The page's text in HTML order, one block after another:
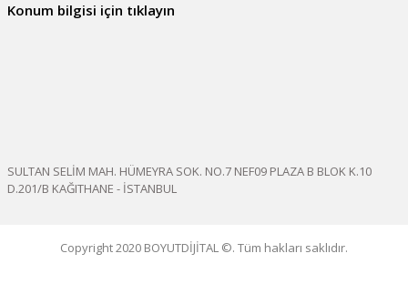
Konum bilgisi için tıklayın
SULTAN SELİM MAH. HÜMEYRA SOK. NO.7 NEF09 PLAZA B BLOK K.10
D.201/B KAĞITHANE - İSTANBUL
Copyright 2020 BOYUTDİJİTAL ©. Tüm hakları saklıdır.